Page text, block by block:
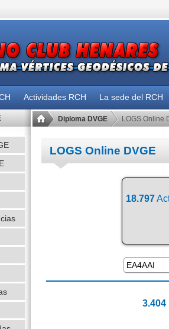
Actividades RCH La sede del RCH
Diploma DVGE LOGS Online
LOGS Online DVGE
18.797
3.404